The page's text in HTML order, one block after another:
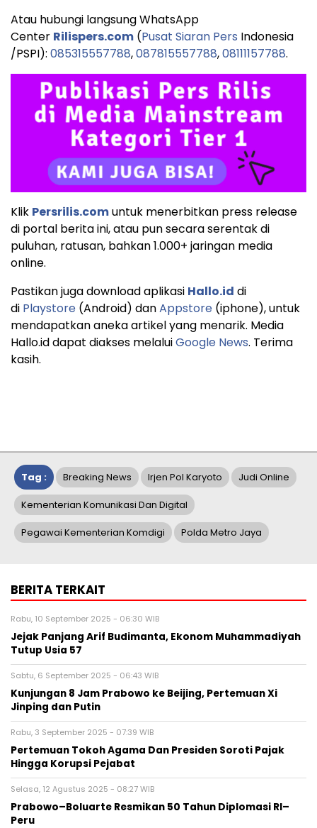
Atau hubungi langsung WhatsApp
Center Rilispers.com (Pusat Siaran Pers Indonesia
/PSPI): 085315557788,087815557788,08111157788.
Klik Persrilis.comuntuk menerbitkan press release
di portal berita ini, atau pun secara serentak di
puluhan, ratusan, bahkan 1.000+ jaringan media
online.
Pastikan juga download aplikasi Hallo.id di
di Playstore (Android) danAppstore (iphone), untuk
mendapatkan aneka artikel yang menarik. Media
Hallo.id dapat diakses melaluiGoogle News. Terima
kasih.
Tag : Breaking News Irjen Pol Karyoto Judi Online
Kementerian Komunikasi Dan Digital
Pegawai Kementerian Komdigi Polda Metro Jaya
BERITA TERKAIT
Rabu, 10 September 2025 - 06:30 WIB
Jejak Panjang Arif Budimanta, Ekonom Muhammadiyah
Tutup Usia 57
Sabtu, 6 September 2025 - 06:43 WIB
Kunjungan 8 Jam Prabowo ke Beijing, Pertemuan Xi
Jinping dan Putin
Rabu, 3 September 2025 - 07:39 WIB
Pertemuan Tokoh Agama Dan Presiden Soroti Pajak
Hingga Korupsi Pejabat
Selasa, 12 Agustus 2025 - 08:27 WIB
Prabowo–Boluarte Resmikan 50 Tahun Diplomasi RI–
Peru